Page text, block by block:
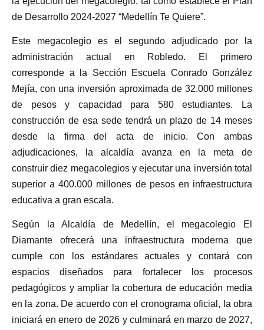
de Desarrollo 2024-2027 “Medellín Te Quiere”.
Este megacolegio es el segundo adjudicado por la
administración actual en Robledo. El primero
corresponde a la Sección Escuela Conrado González
Mejía, con una inversión aproximada de 32.000 millones
de pesos y capacidad para 580 estudiantes. La
construcción de esa sede tendrá un plazo de 14 meses
desde la firma del acta de inicio. Con ambas
adjudicaciones, la alcaldía avanza en la meta de
construir diez megacolegios y ejecutar una inversión total
superior a 400.000 millones de pesos en infraestructura
educativa a gran escala.
Según la Alcaldía de Medellín, el megacolegio El
Diamante ofrecerá una infraestructura moderna que
cumple con los estándares actuales y contará con
espacios diseñados para fortalecer los procesos
pedagógicos y ampliar la cobertura de educación media
en la zona. De acuerdo con el cronograma oficial, la obra
iniciará en enero de 2026 y culminará en marzo de 2027,